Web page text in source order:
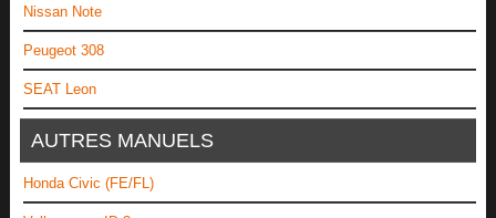
Nissan Note
Peugeot 308
SEAT Leon
AUTRES MANUELS
Honda Civic (FE/FL)